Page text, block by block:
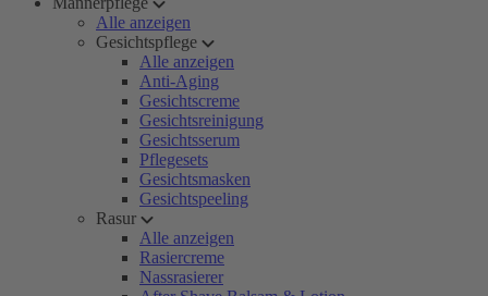
Alle anzeigen
Gesichtspflege
Alle anzeigen
Anti-Aging
Gesichtscreme
Gesichtsreinigung
Gesichtsserum
Pflegesets
Gesichtsmasken
Gesichtspeeling
Rasur
Alle anzeigen
Rasiercreme
Nassrasierer